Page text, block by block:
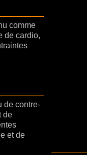
comme
de cardio,
de contre-
de
et de